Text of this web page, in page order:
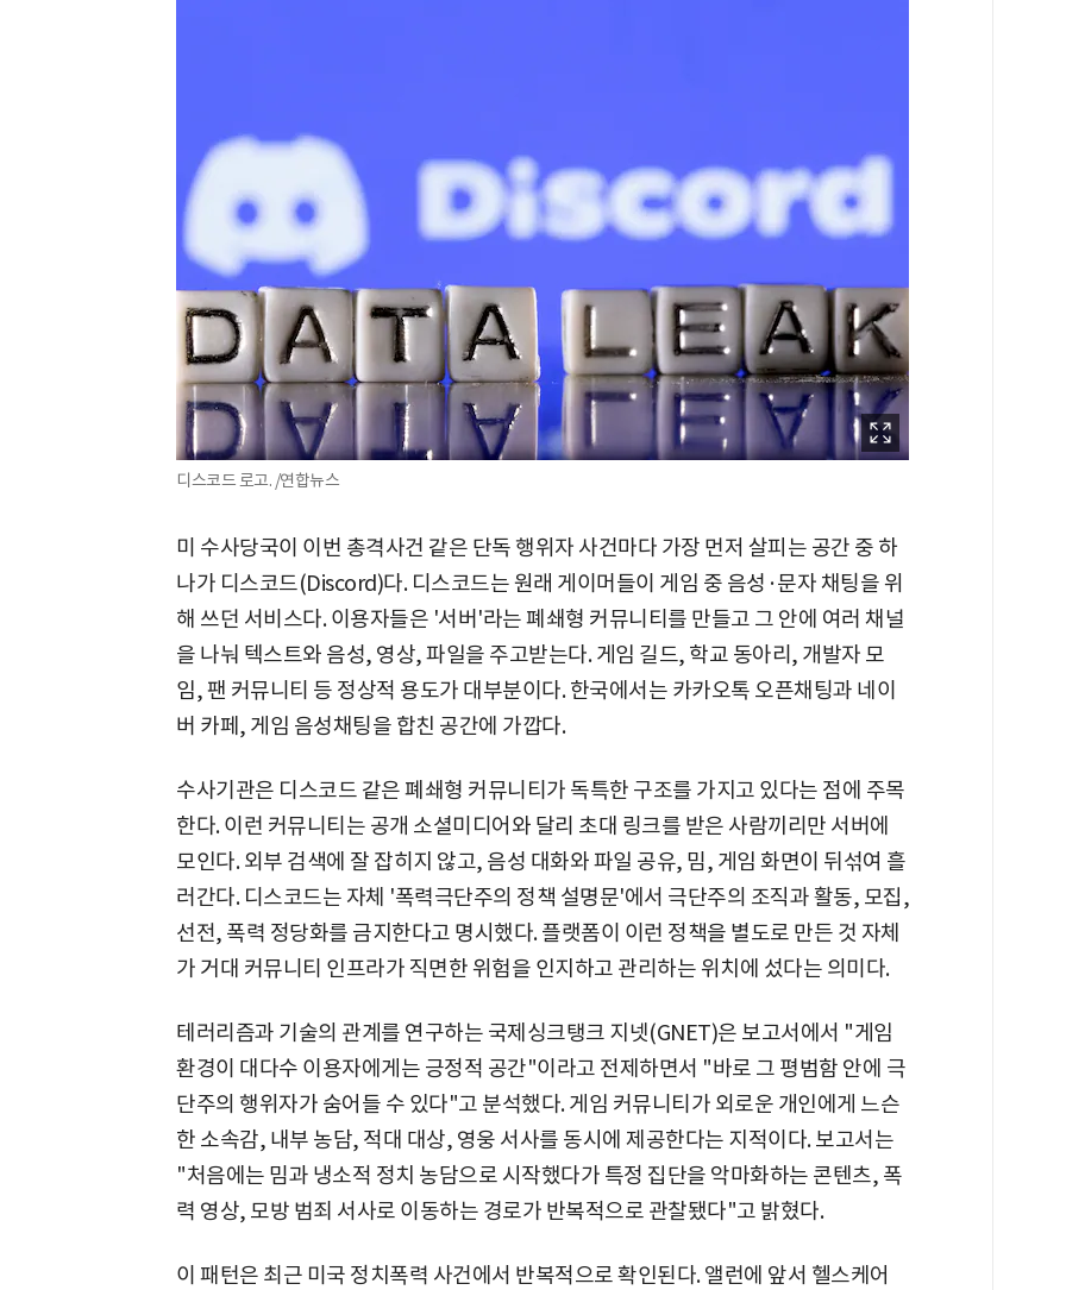
디스코드 로고. /연합뉴스
미 수사당국이 이번 총격사건 같은 단독 행위자 사건마다 가장 먼저 살피는 공간 중 하
나가 디스코드(Discord)다. 디스코드는 원래 게이머들이 게임 중 음성·문자 채팅을 위
해 쓰던 서비스다. 이용자들은 '서버'라는 폐쇄형 커뮤니티를 만들고 그 안에 여러 채널
을 나눠 텍스트와 음성, 영상, 파일을 주고받는다. 게임 길드, 학교 동아리, 개발자 모
임, 팬 커뮤니티 등 정상적 용도가 대부분이다. 한국에서는 카카오톡 오픈채팅과 네이
버 카페, 게임 음성채팅을 합친 공간에 가깝다.
수사기관은 디스코드 같은 폐쇄형 커뮤니티가 독특한 구조를 가지고 있다는 점에 주목
한다. 이런 커뮤니티는 공개 소셜미디어와 달리 초대 링크를 받은 사람끼리만 서버에
모인다. 외부 검색에 잘 잡히지 않고, 음성 대화와 파일 공유, 밈, 게임 화면이 뒤섞여 흘
러간다. 디스코드는 자체 '폭력극단주의 정책 설명문'에서 극단주의 조직과 활동, 모집,
선전, 폭력 정당화를 금지한다고 명시했다. 플랫폼이 이런 정책을 별도로 만든 것 자체
가 거대 커뮤니티 인프라가 직면한 위험을 인지하고 관리하는 위치에 섰다는 의미다.
테러리즘과 기술의 관계를 연구하는 국제싱크탱크 지넷(GNET)은 보고서에서 "게임
환경이 대다수 이용자에게는 긍정적 공간"이라고 전제하면서 "바로 그 평범함 안에 극
단주의 행위자가 숨어들 수 있다"고 분석했다. 게임 커뮤니티가 외로운 개인에게 느슨
한 소속감, 내부 농담, 적대 대상, 영웅 서사를 동시에 제공한다는 지적이다. 보고서는
"처음에는 밈과 냉소적 정치 농담으로 시작했다가 특정 집단을 악마화하는 콘텐츠, 폭
력 영상, 모방 범죄 서사로 이동하는 경로가 반복적으로 관찰됐다"고 밝혔다.
이 패턴은 최근 미국 정치폭력 사건에서 반복적으로 확인된다. 앨런에 앞서 헬스케어